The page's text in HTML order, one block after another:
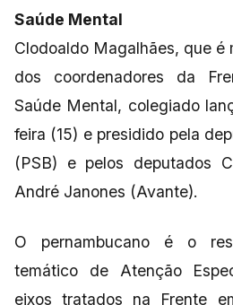
Saúde Mental
Clodoaldo Magalhães, que é
dos coordenadores da
Saúde Mental, colegiado
feira (15) e presidido pela
(PSB) e pelos deputados
André Janones (Avante).
O pernambucano é o
temático de Atenção
eixos tratados na Frente